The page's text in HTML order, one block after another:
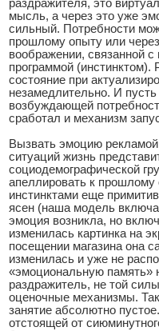
раздражителя, это
мысль, а через это уже
сильный. Потребности
прошлому опыту или
воображении, связанной
программой (инстинктом).
состояние при
незамедлительно. И
возбуждающей
сработал и механизм
Вызвать эмоцию
ситуаций жизнь
социодемографической
апеллировать к
инстинктами еще
ясен (наша модель
эмоция возникла, но
изменилась картинка на
посещении магазина она
изменилась и уже не
«эмоциональную память»
раздражитель, не той
оценочные механизмы.
занятие абсолютно
отстоящей от